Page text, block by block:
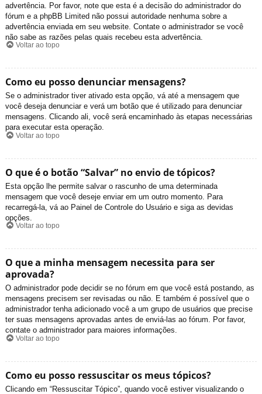
advertência. Por favor, note que esta é a decisão do administrador do
fórum e a phpBB Limited não possui autoridade nenhuma sobre a
advertência enviada em seu website. Contate o administrador se você
não sabe as razões pelas quais recebeu esta advertência.
Voltar ao topo
Como eu posso denunciar mensagens?
Se o administrador tiver ativado esta opção, vá até a mensagem que
você deseja denunciar e verá um botão que é utilizado para denunciar
mensagens. Clicando ali, você será encaminhado às etapas necessárias
para executar esta operação.
Voltar ao topo
O que é o botão “Salvar” no envio de tópicos?
Esta opção lhe permite salvar o rascunho de uma determinada
mensagem que você deseje enviar em um outro momento. Para
recarregá-la, vá ao Painel de Controle do Usuário e siga as devidas
opções.
Voltar ao topo
O que a minha mensagem necessita para ser
aprovada?
O administrador pode decidir se no fórum em que você está postando, as
mensagens precisem ser revisadas ou não. E também é possível que o
administrador tenha adicionado você a um grupo de usuários que precise
ter suas mensagens aprovadas antes de enviá-las ao fórum. Por favor,
contate o administrador para maiores informações.
Voltar ao topo
Como eu posso ressuscitar os meus tópicos?
Clicando em “Ressuscitar Tópico”, quando você estiver visualizando o